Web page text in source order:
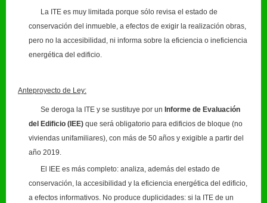
La ITE es muy limitada porque sólo revisa el estado de
conservación del inmueble, a efectos de exigir la realización obras,
pero no la accesibilidad, ni informa sobre la eficiencia o ineficiencia
energética del edificio.
Anteproyecto de Ley:
Se deroga la ITE y se sustituye por un Informe de Evaluación
del Edificio (IEE) que será obligatorio para edificios de bloque (no
viviendas unifamiliares), con más de 50 años y exigible a partir del
año 2019.
El IEE es más completo: analiza, además del estado de
conservación, la accesibilidad y la eficiencia energética del edificio,
a efectos informativos. No produce duplicidades: si la ITE de un